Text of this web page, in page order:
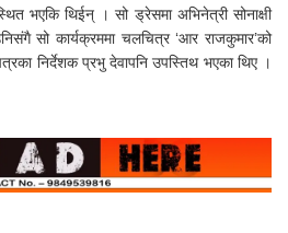
भएकि थिईन् । सो ड्रेसमा अभिनेत्री सोनाक्षी
सो कार्यक्रममा चलचित्र ‘आर राजकुमार’को
निर्देशक प्रभु देवापनि उपस्तिथ भएका थिए ।